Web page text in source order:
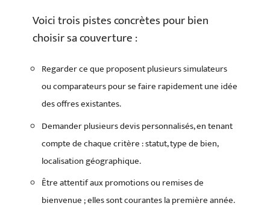
Voici trois pistes concrètes pour bien
choisir sa couverture :
Regarder ce que proposent plusieurs simulateurs
ou comparateurs pour se faire rapidement une idée
des offres existantes.
Demander plusieurs devis personnalisés, en tenant
compte de chaque critère : statut, type de bien,
localisation géographique.
Être attentif aux promotions ou remises de
bienvenue ; elles sont courantes la première année.